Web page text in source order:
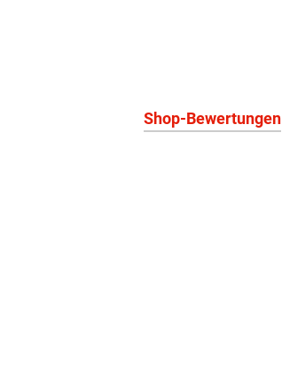
Shop-Bewertungen